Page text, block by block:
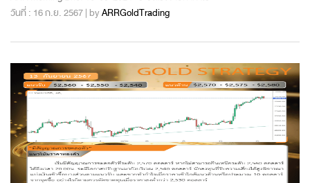
วันที่ : 16 ก.ย. 2567 | byARRGoldTrading